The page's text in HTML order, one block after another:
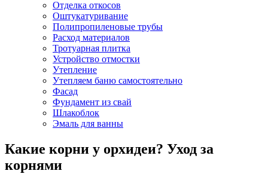
Отделка откосов
Оштукатуривание
Полипропиленовые трубы
Расход материалов
Тротуарная плитка
Устройство отмостки
Утепление
Утепляем баню самостоятельно
Фасад
Фундамент из свай
Шлакоблок
Эмаль для ванны
Какие корни у орхидеи? Уход за
корнями